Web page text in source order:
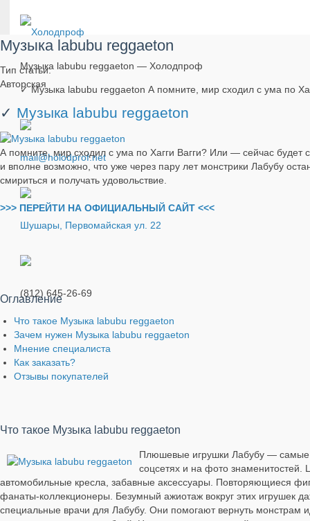
Музыка labubu reggaeton — Холодпроф
✓ Музыка labubu reggaeton А помните, мир сходил с ума по
mail@holodprof.net
Шушары, Первомайская ул. 22
(812) 645-26-69
Музыка labubu reggaeton
Тип статьи:
Авторская
✓ Музыка labubu reggaeton
А помните, мир сходил с ума по Хагги Вагги? Или — сейчас
и вполне возможно, что уже через пару лет монстрики Лабубу
смириться и получать удовольствие.
>>> ПЕРЕЙТИ НА ОФИЦИАЛЬНЫЙ САЙТ <<<
Оглавление
Что такое Музыка labubu reggaeton
Зачем нужен Музыка labubu reggaeton
Мнение специалиста
Как заказать?
Отзывы покупателей
Что такое Музыка labubu reggaeton
Плюшевые игрушки Лабубу — самые
соцсетях и на фото знаменитостей.
автомобильные кресла, забавные аксессуары. Повторяющиеся
фанаты-коллекционеры. Безумный ажиотаж вокруг этих игрушек
специальные врачи для Лабубу. Они помогают вернуть